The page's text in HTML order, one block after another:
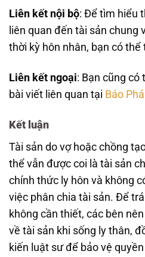
Liên kết nội bộ: Để tìm hiểu
liên quan đến tài sản chung
thời kỳ hôn nhân, bạn có thể
Liên kết ngoại: Bạn cũng
bài viết liên quan tại Báo
Kết luận
Tài sản do vợ hoặc chồng
thể vẫn được coi là tài sản
chính thức ly hôn và không
việc phân chia tài sản. Để
không cần thiết, các bên
về tài sản khi sống ly thân,
kiến luật sư để bảo vệ